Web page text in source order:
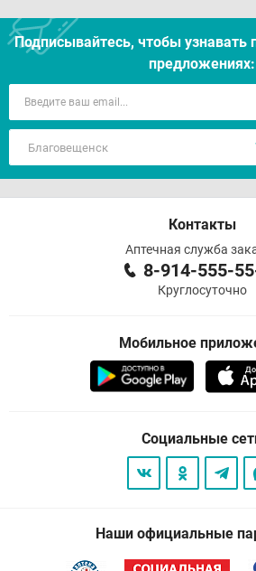
Подписывайтесь, чтобы узнавать
предложениях:
Контакты
Аптечная служба
8-914-555-
Круглосуточно
Мобильное
Социальные
Наши официальные